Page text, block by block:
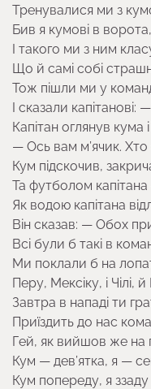
Тренувалися ми з
Бив я кумові в
І такого ми з ним
Що й самі собі
Тож пішли ми у
І сказали
Капітан оглянув кума
— Ось вам м’ячик.
Кум підскочив,
Та футболом
Як водою капітана
Він сказав: — Обох
Всі були б такі в
Ми поклали б на
Перу, Мексіку, і Чілі,
Завтра в нападі ти
Приїздить до нас
Гей, як вийшов же
Кум — дев’ятка, я —
Кум попереду, я